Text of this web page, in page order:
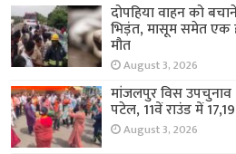
दोपहिया वाहन को
भिड़ंत, मासूम समेत एक
मौत
August 3, 2026
मांजलपुर विस उपचुनाव
पटेल, 11वें राउंड में
August 3, 2026